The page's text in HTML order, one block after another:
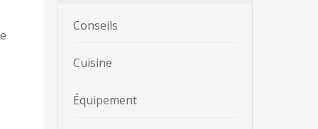
Conseils
Cuisine
Équipement